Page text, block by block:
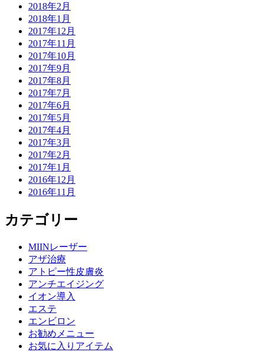
2018年2月
2018年1月
2017年12月
2017年11月
2017年10月
2017年9月
2017年8月
2017年7月
2017年6月
2017年5月
2017年4月
2017年3月
2017年2月
2017年1月
2016年12月
2016年11月
カテゴリー
MIINレーザー
アザ治療
アトピー性皮膚炎
アンチエイジング
イオン導入
エステ
エンビロン
お勧めメニュー
お気に入りアイテム